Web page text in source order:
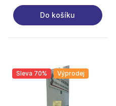
Do košíku
Sleva 70% Výprodej